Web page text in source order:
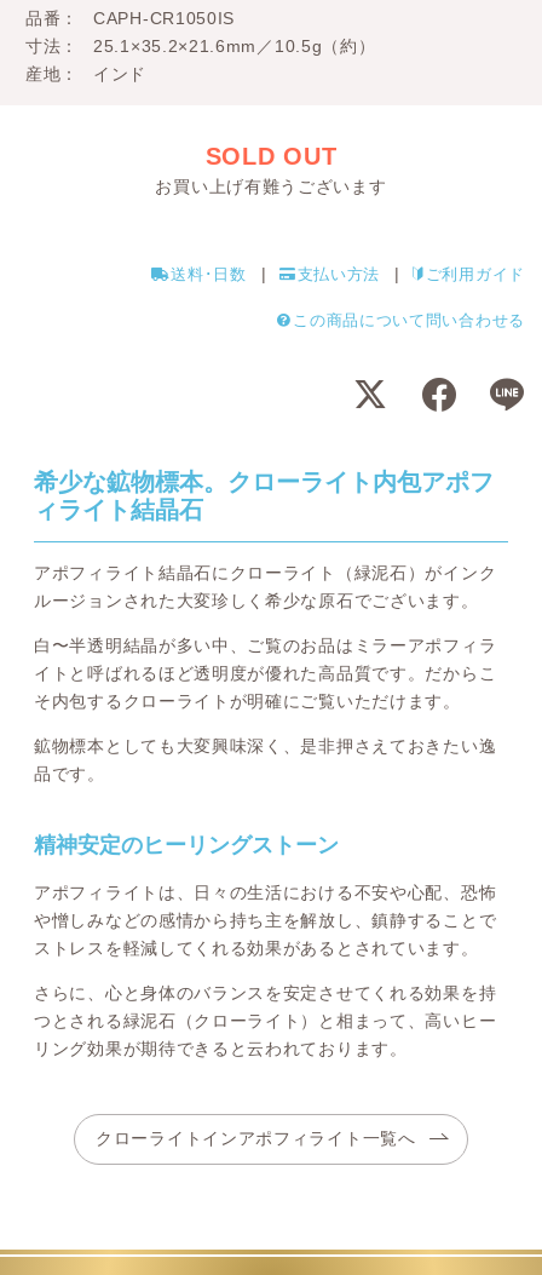
品番
CAPH-CR1050IS
寸法
25.1×35.2×21.6mm／10.5g（約）
産地
インド
SOLD OUT
お買い上げ有難うございます
送料･日数 支払い方法 ご利用ガイド
この商品について問い合わせる
希少な鉱物標本。クローライト内包アポフ
ィライト結晶石
アポフィライト結晶石にクローライト（緑泥石）がインク
ルージョンされた大変珍しく希少な原石でございます。
白〜半透明結晶が多い中、ご覧のお品はミラーアポフィラ
イトと呼ばれるほど透明度が優れた高品質です。だからこ
そ内包するクローライトが明確にご覧いただけます。
鉱物標本としても大変興味深く、是非押さえておきたい逸
品です。
精神安定のヒーリングストーン
アポフィライトは、日々の生活における不安や心配、恐怖
や憎しみなどの感情から持ち主を解放し、鎮静することで
ストレスを軽減してくれる効果があるとされています。
さらに、心と身体のバランスを安定させてくれる効果を持
つとされる緑泥石（クローライト）と相まって、高いヒー
リング効果が期待できると云われております。
クローライトインアポフィライト一覧へ